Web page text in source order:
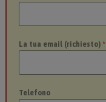
La tua email (richiesto) *
Telefono